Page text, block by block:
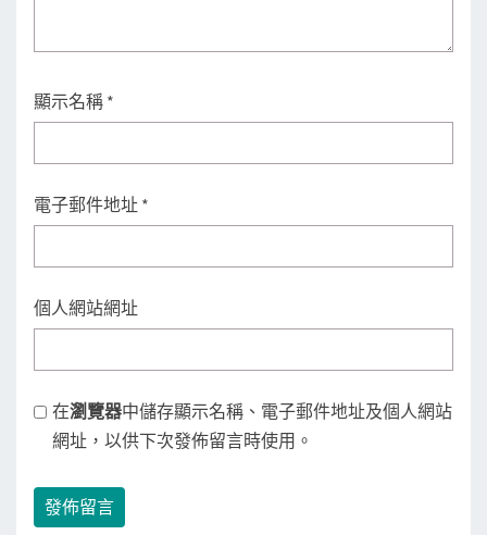
顯示名稱 *
電子郵件地址 *
個人網站網址
在瀏覽器中儲存顯示名稱、電子郵件地址及個人網站
網址，以供下次發佈留言時使用。